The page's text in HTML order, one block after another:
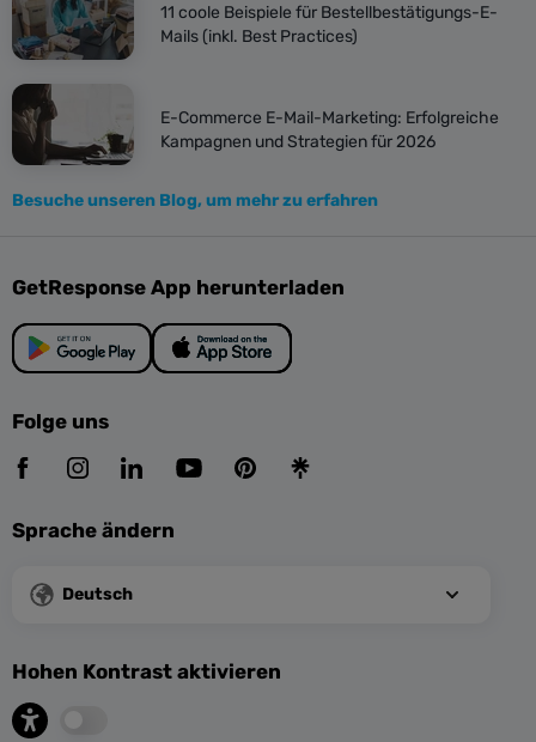
11 coole Beispiele für Bestellbestätigungs-E-
Mails (inkl. Best Practices)
E-Commerce E-Mail-Marketing: Erfolgreiche
Kampagnen und Strategien für 2026
Besuche unseren Blog, um mehr zu erfahren
GetResponse App herunterladen
Folge uns
Sprache ändern
Deutsch
Hohen Kontrast aktivieren